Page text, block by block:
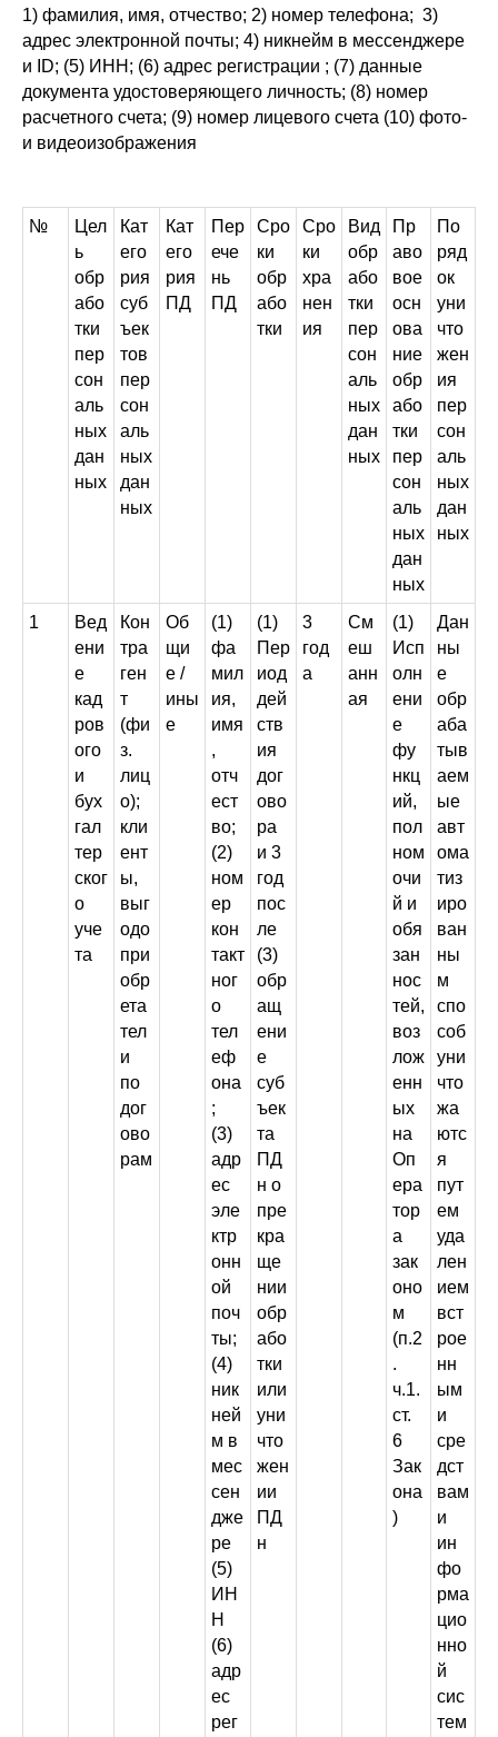
1) фамилия, имя, отчество; 2) номер телефона; 3)
адрес электронной почты; 4) никнейм в мессенджере
и ID; (5) ИНН; (6) адрес регистрации ; (7) данные
документа удостоверяющего личность; (8) номер
расчетного счета; (9) номер лицевого счета (10) фото-
и видеоизображения
№
Цел
ь
обр
або
тки
пер
сон
аль
ных
дан
ных
Кат
его
рия
суб
ъек
тов
пер
сон
аль
ных
дан
ных
Кат
его
рия
ПД
Пер
ече
нь
ПД
Сро
ки
обр
або
тки
Сро
ки
хра
нен
ия
Вид
обр
або
тки
пер
сон
аль
ных
дан
ных
Пр
аво
вое
осн
ова
ние
обр
або
тки
пер
сон
аль
ных
дан
ных
По
ряд
ок
уни
что
жен
ия
пер
сон
аль
ных
дан
ных
1
Вед
ени
е
кад
ров
ого
и
бух
гал
тер
ског
о
уче
та
Кон
тра
ген
т
(фи
з.
лиц
о);
кли
ент
ы,
выг
одо
при
обр
ета
тел
и
по
дог
ово
рам
Об
щи
е /
ины
е
(1)
фа
мил
ия,
имя
,
отч
ест
во;
(2)
ном
ер
кон
такт
ног
о
тел
еф
она
;
(3)
адр
ес
эле
ктр
онн
ой
поч
ты;
(4)
ник
ней
м в
мес
сен
дже
ре
(5)
ИН
Н
(6)
адр
ес
рег
(1)
Пер
иод
дей
ств
ия
дог
ово
ра
и 3
год
пос
ле
(3)
обр
ащ
ени
е
суб
ъек
та
ПД
н о
пре
кра
ще
нии
обр
або
тки
или
уни
что
жен
ии
ПД
н
3
год
а
См
еш
анн
ая
(1)
Исп
олн
ени
е
фу
нкц
ий,
пол
ном
очи
й и
обя
зан
нос
тей,
воз
лож
енн
ых
на
Оп
ера
тор
а
зак
оно
м
(п.2
.
ч.1.
ст.
6
Зак
она
)
Дан
ны
е
обр
аба
тыв
аем
ые
авт
ома
тиз
иро
ван
ны
м
спо
соб
уни
что
жа
ютс
я
пут
ем
уда
лен
ием
вст
рое
нн
ым
и
сре
дст
вам
и
ин
фо
рма
цио
нно
й
сис
тем